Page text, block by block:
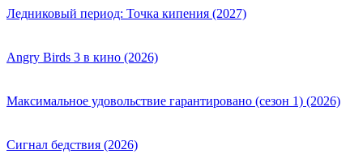
Ледниковый период: Точка кипения (2027)
Angry Birds 3 в кино (2026)
Максимальное удовольствие гарантировано (сезон 1) (2026)
Сигнал бедствия (2026)